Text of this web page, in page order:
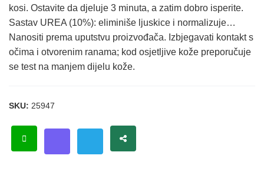
kosi. Ostavite da djeluje 3 minuta, a zatim dobro isperite.
Sastav UREA (10%): eliminiše ljuskice i normalizuje…
Nanositi prema uputstvu proizvođača. Izbjegavati kontakt s
očima i otvorenim ranama; kod osjetljive kože preporučuje
se test na manjem dijelu kože.
SKU: 25947